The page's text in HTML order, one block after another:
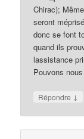
Chirac);
seront
donc se font
quand ils
lassistance
Pouvons
Répondre ↓